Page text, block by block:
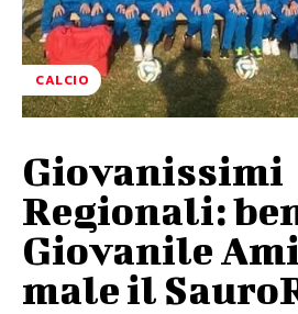
CALCIO
Giovanissimi
Regionali:
Giovanile
male il